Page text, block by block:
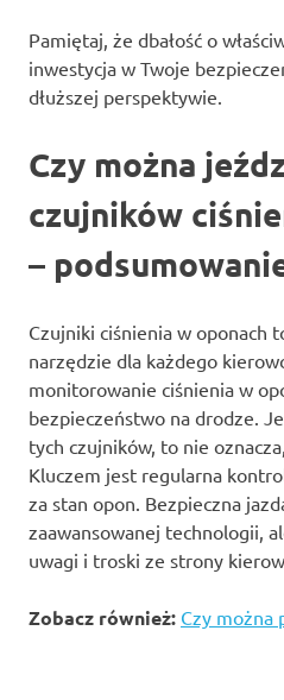
Pamiętaj, że dbałość o
inwestycja w Twoje
dłuższej perspektywie.
Czy można
czujników
–
Czujniki ciśnienia w oponach
narzędzie dla każdego
monitorowanie ciśnienia w
bezpieczeństwo na drodze.
tych czujników, to nie
Kluczem jest regularna
za stan opon. Bezpieczna
zaawansowanej technologii,
uwagi i troski ze strony
Zobacz również: Czy można